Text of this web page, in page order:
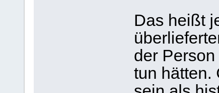
Das heißt
der
tun hätten.